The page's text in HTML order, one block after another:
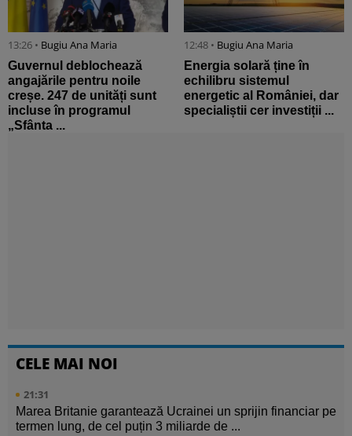
13:26 • Bugiu ⁠Ana Maria
Guvernul deblochează
angajările pentru noile
creșe. 247 de unități sunt
incluse în programul
„Sfânta ...
12:48 • Bugiu ⁠Ana Maria
Energia solară ține în
echilibru sistemul
energetic al României, dar
specialiștii cer investiții ...
CELE MAI NOI
21:31
Marea Britanie garantează Ucrainei un sprijin financiar pe
termen lung, de cel puțin 3 miliarde de ...